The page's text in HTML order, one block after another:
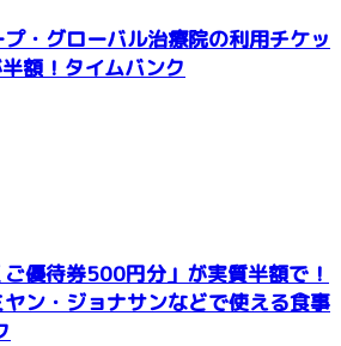
・グローバル治療院の利用チケッ
額！タイムバンク
ご優待券500円分」が実質半額で！
ン・ジョナサンなどで使える食事